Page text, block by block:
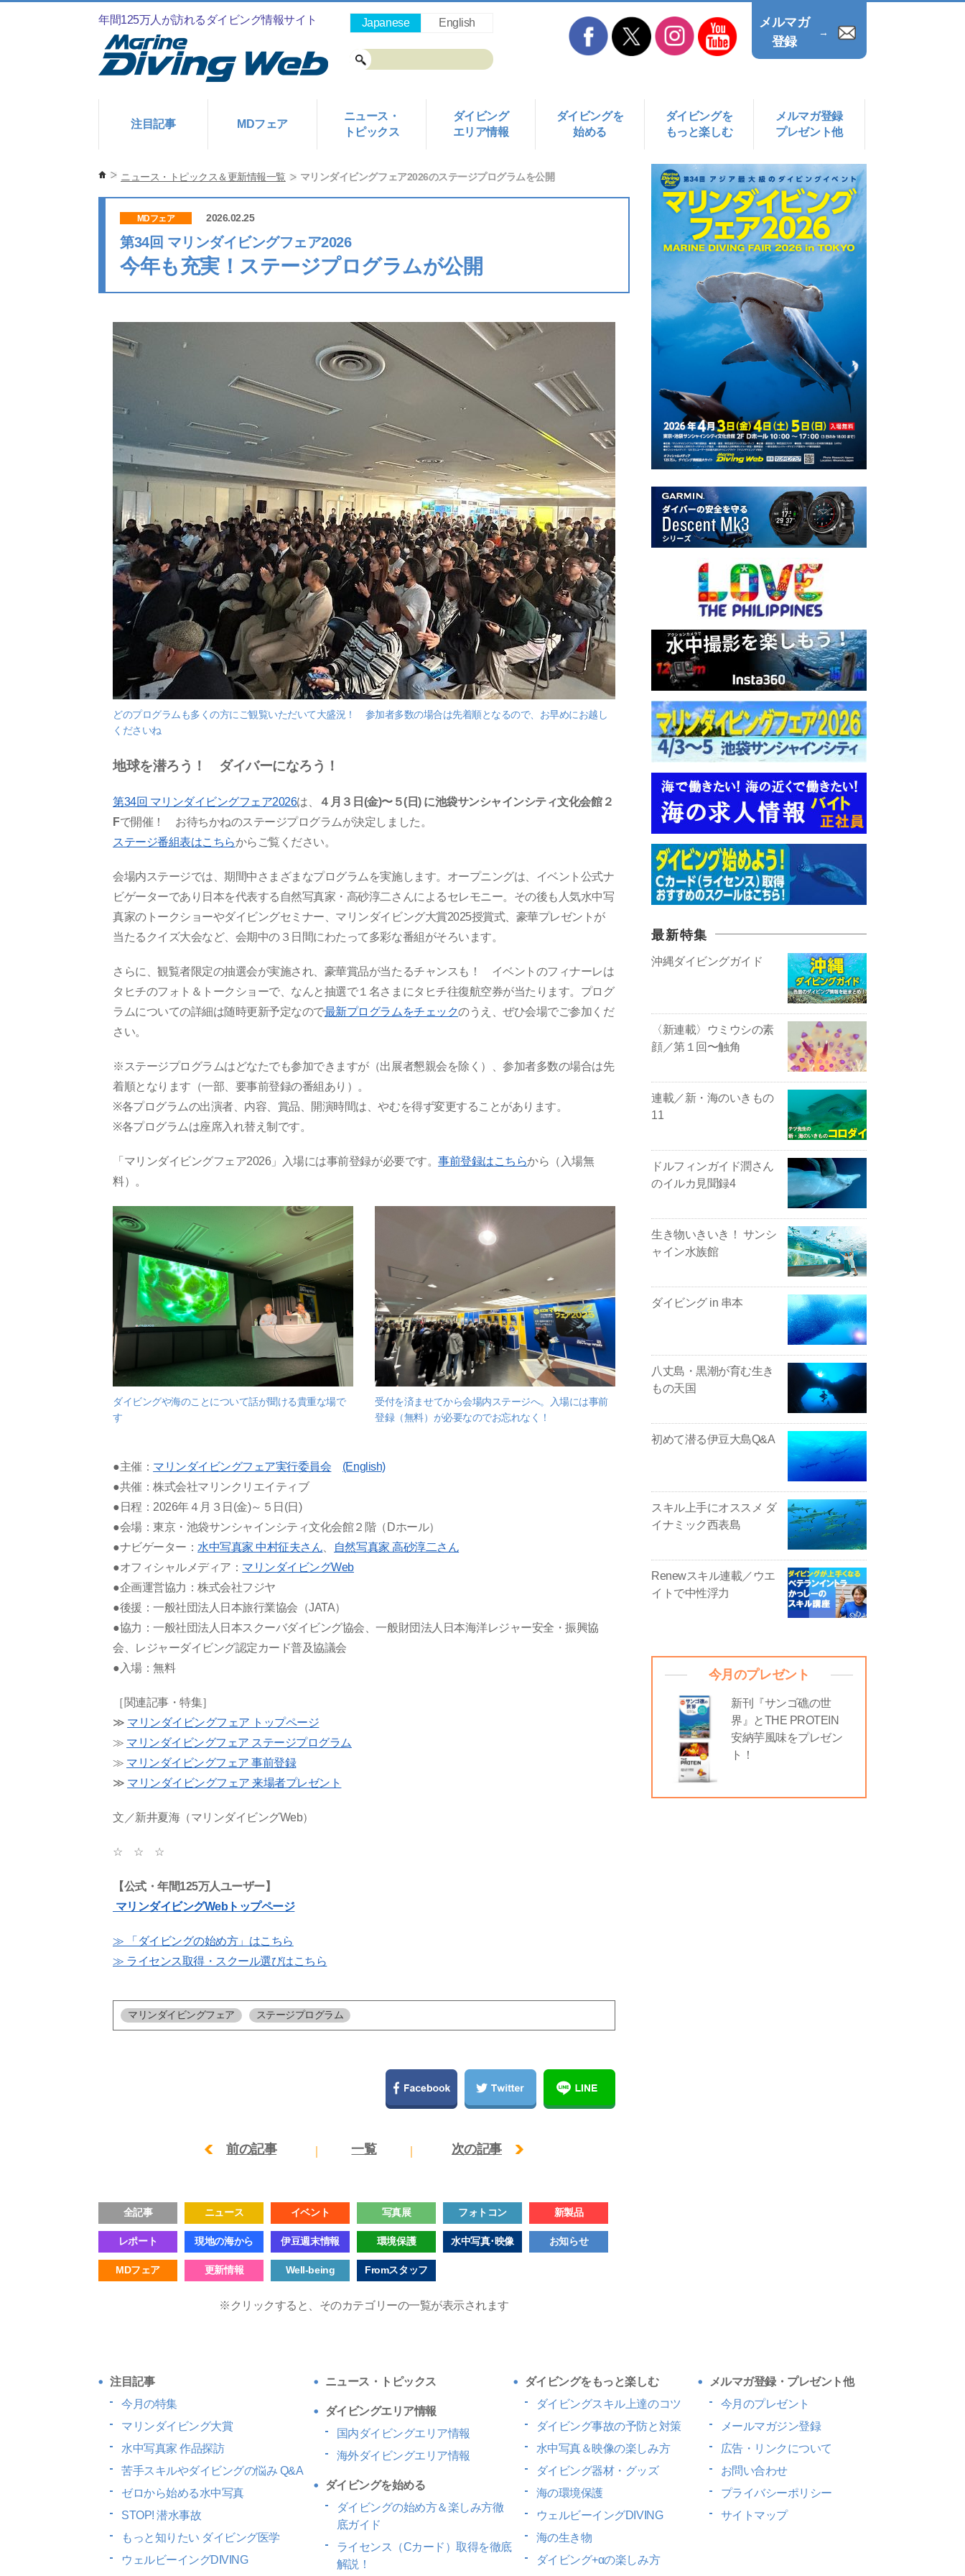
年間125万人が訪れるダイビング情報サイト
注目記事 MDフェア
ニュース・
トピックス
ダイビング
エリア情報
ダイビングを
始める
ダイビングを
もっと楽しむ
メルマガ登録
プレゼント他
メルマガ
登録
→
Japanese English
ニュース・トピックス＆更新情報一覧 マリンダイビングフェア2026のステージプログラムを公開
MDフェア 2026.02.25
第34回 マリンダイビングフェア2026
今年も充実！ステージプログラムが公開
どのプログラムも多くの方にご観覧いただいて大盛況！ 参加者多数の場合は先着順となるので、お早めにお越し
くださいね
地球を潜ろう！ ダイバーになろう！
第34回 マリンダイビングフェア2026は、
４月３日(金)〜５(日) に池袋サンシャインシティ文化会館２
Fで開催！ お待ちかねのステージプログラムが決定しました。
ステージ番組表はこちらからご覧ください。
会場内ステージでは、期間中さまざまなプログラムを実施します。オープニングは、イベント公式ナ
ビゲーターであり日本を代表する自然写真家・高砂淳二さんによるセレモニー。その後も人気水中写
真家のトークショーやダイビングセミナー、マリンダイビング大賞2025授賞式、豪華プレゼントが
当たるクイズ大会など、会期中の３日間にわたって多彩な番組がそろいます。
さらに、観覧者限定の抽選会が実施され、豪華賞品が当たるチャンスも！ イベントのフィナーレは
タヒチのフォト＆トークショーで、なんと抽選で１名さまにタヒチ往復航空券が当たります。プログ
ラムについての詳細は随時更新予定なので最新プログラムをチェックのうえ、ぜひ会場でご参加くだ
さい。
※ステージプログラムはどなたでも参加できますが（出展者懇親会を除く）、参加者多数の場合は先
着順となります（一部、要事前登録の番組あり）。
※各プログラムの出演者、内容、賞品、開演時間は、やむを得ず変更することがあります。
※各プログラムは座席入れ替え制です。
「マリンダイビングフェア2026」入場には事前登録が必要です。事前登録はこちらから（入場無
料）。
ダイビングや海のことについて話が聞ける貴重な場で
す
受付を済ませてから会場内ステージへ。入場には事前
登録（無料）が必要なのでお忘れなく！
●主催： マリンダイビングフェア実行委員会
(English)
●共催：株式会社マリンクリエイティブ
●日程：2026年４月３日(金)～５日(日)
●会場：東京・池袋サンシャインシティ文化会館２階（Dホール）
●ナビゲーター： 水中写真家 中村征夫さん
自然写真家 高砂淳二さん
●オフィシャルメディア： マリンダイビングWeb
●企画運営協力：株式会社フジヤ
●後援：一般社団法人日本旅行業協会（JATA）
●協力：一般社団法人日本スクーバダイビング協会、一般財団法人日本海洋レジャー安全・振興協
会、レジャーダイビング認定カード普及協議会
●入場：無料
［関連記事・特集］
≫ マリンダイビングフェア トップページ
≫ マリンダイビングフェア ステージプログラム
≫ マリンダイビングフェア 事前登録
≫ マリンダイビングフェア 来場者プレゼント
文／新井夏海（マリンダイビングWeb）
☆ ☆ ☆
【公式・年間125万人ユーザー】
マリンダイビングWebトップページ
≫ 「ダイビングの始め方」はこちら
≫ ライセンス取得・スクール選びはこちら
マリンダイビングフェア ステージプログラム
前の記事 一覧 次の記事
全記事 ニュース イベント 写真展 フォトコン 新製品
レポート 現地の海から 伊豆週末情報 環境保護 水中写真･映像 お知らせ
MDフェア 更新情報 Well-being Fromスタッフ
※クリックすると、そのカテゴリーの一覧が表示されます
最新特集
沖縄ダイビングガイド
〈新連載〉ウミウシの素
顔／第１回〜触角
連載／新・海のいきもの
11
ドルフィンガイド潤さん
のイルカ見聞録4
生き物いきいき！ サンシ
ャイン水族館
ダイビング in 串本
八丈島・黒潮が育む生き
もの天国
初めて潜る伊豆大島Q&A
スキル上手にオススメ ダ
イナミック西表島
Renewスキル連載／ウエ
イトで中性浮力
今月のプレゼント
新刊『サンゴ礁の世
界』とTHE PROTEIN
安納芋風味をプレゼン
ト！
注目記事
今月の特集
マリンダイビング大賞
水中写真家 作品探訪
苦手スキルやダイビングの悩み Q&A
ゼロから始める水中写真
STOP! 潜水事故
もっと知りたい ダイビング医学
ウェルビーイングDIVING
ニュース・トピックス
ダイビングエリア情報
国内ダイビングエリア情報
海外ダイビングエリア情報
ダイビングを始める
ダイビングの始め方＆楽しみ方徹
底ガイド
ライセンス（Cカード）取得を徹底
解説！
ダイビングをもっと楽しむ
ダイビングスキル上達のコツ
ダイビング事故の予防と対策
水中写真＆映像の楽しみ方
ダイビング器材・グッズ
海の環境保護
ウェルビーイングDIVING
海の生き物
ダイビング+αの楽しみ方
メルマガ登録・プレゼント他
今月のプレゼント
メールマガジン登録
広告・リンクについて
お問い合わせ
プライバシーポリシー
サイトマップ